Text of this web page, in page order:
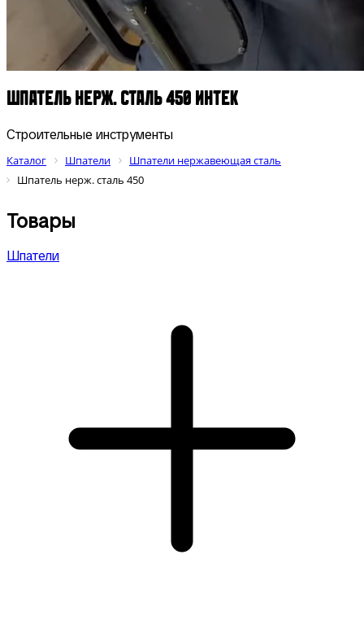
Шпатель нерж. сталь 450 ИНТЕК
Строительные инструменты
Каталог
Шпатели
Шпатели нержавеющая сталь
Шпатель нерж. сталь 450
Товары
Шпатели